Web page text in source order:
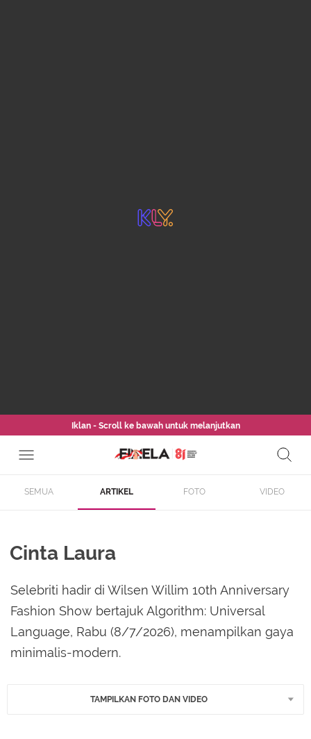
Iklan - Scroll ke bawah untuk melanjutkan
SEMUA ARTIKEL FOTO VIDEO
Cinta Laura
Selebriti hadir di Wilsen Willim 10th Anniversary
Fashion Show bertajuk Algorithm: Universal
Language, Rabu (8/7/2026), menampilkan gaya
minimalis-modern.
TAMPILKAN FOTO DAN VIDEO